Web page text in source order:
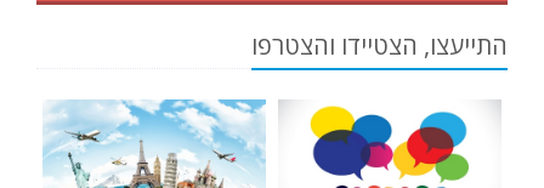
התייעצו, הצטיידו והצטרפו